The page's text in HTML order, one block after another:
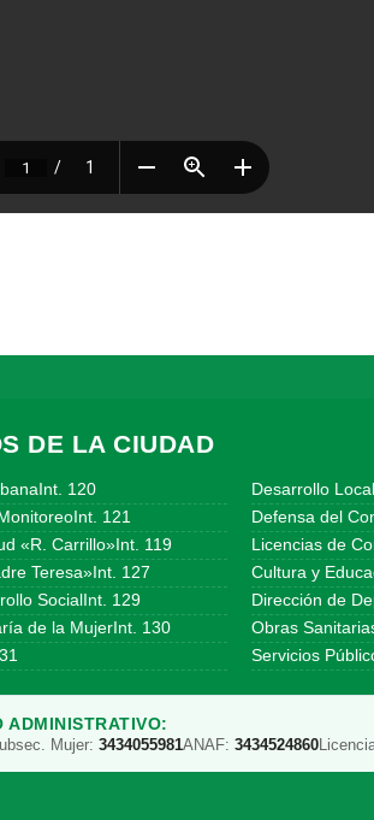
DE LA CIUDAD
120
121
«R. Carrillo»Int. 119
Teresa»Int. 127
SocialInt. 129
de la MujerInt. 130
Desarrollo
Defensa del
Licencias de
Cultura y
Dirección de
Obras
Servicios
ADMINISTRATIVO:
Mujer: 3434055981ANAF: 3434524860